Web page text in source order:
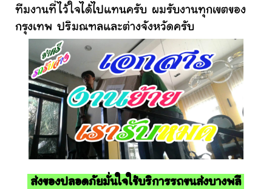
ทีมงานที่ไว้ใจได้ไปแทนครับ ผมรับงานทุกเขตของ
กรุงเทพ ปริมณฑลและต่างจังหวัดครับ
ส่งของปลอดภัยมั่นใจใช้บริการรถขนส่งบางพลี